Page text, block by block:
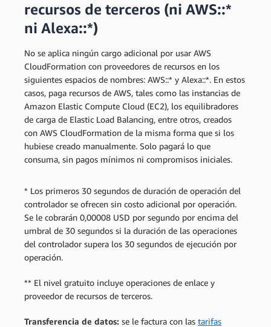
recursos de terceros (ni AWS::*
ni Alexa::*)
No se aplica ningún cargo adicional por usar AWS
CloudFormation con proveedores de recursos en los
siguientes espacios de nombres: AWS::* y Alexa::*. En estos
casos, paga recursos de AWS, tales como las instancias de
Amazon Elastic Compute Cloud (EC2), los equilibradores
de carga de Elastic Load Balancing, entre otros, creados
con AWS CloudFormation de la misma forma que si los
hubiese creado manualmente. Solo pagará lo que
consuma, sin pagos mínimos ni compromisos iniciales.
* Los primeros 30 segundos de duración de operación del
controlador se ofrecen sin costo adicional por operación.
Se le cobrarán 0,00008 USD por segundo por encima del
umbral de 30 segundos si la duración de las operaciones
del controlador supera los 30 segundos de ejecución por
operación.
** El nivel gratuito incluye operaciones de enlace y
proveedor de recursos de terceros.
Transferencia de datos: se le factura con las tarifas